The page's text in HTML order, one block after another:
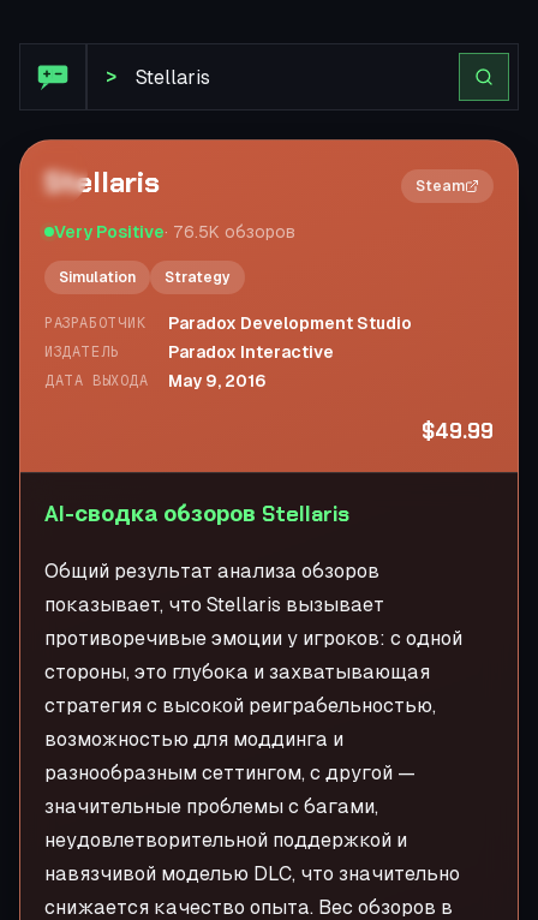
>
2×
Stellaris Steam
Very Positive· 76.5K обзоров
Simulation Strategy
РАЗРАБОТЧИК Paradox Development Studio
ИЗДАТЕЛЬ Paradox Interactive
ДАТА ВЫХОДА May 9, 2016
$49.99
AI-сводка обзоров Stellaris
Общий результат анализа обзоров
показывает, что Stellaris вызывает
противоречивые эмоции у игроков: с одной
стороны, это глубока и захватывающая
стратегия с высокой реиграбельностью,
возможностью для моддинга и
разнообразным сеттингом, с другой —
значительные проблемы с багами,
неудовлетворительной поддержкой и
навязчивой моделью DLC, что значительно
снижается качество опыта. Вес обзоров в